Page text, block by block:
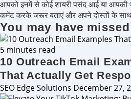
आपको इनमें से कोई शायरी पसंद आई या आपकी
कमेंट करके जरूर बताएं और अपने दोस्तों के
You may have missed
5 minutes read
10 Outreach Email
That Actually Get
SEO Edge Solutions December 27,